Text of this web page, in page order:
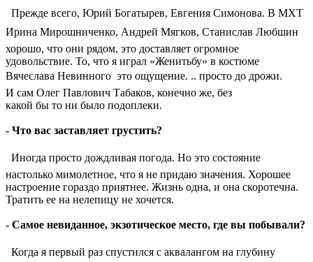
 Прежде всего, Юрий Богатырев, Евгения Симонова. В МХТ
Ирина Мирошниченко, Андрей Мягков, Станислав Любшин 
хорошо, что они рядом, это доставляет огромное
удовольствие. То, что я играл «Женитьбу» в костюме
Вячеслава Невинного  это ощущение. .. просто до дрожи.
И сам Олег Павлович Табаков, конечно же, без
какой бы то ни было подоплеки.
- Что вас заставляет грустить?
 Иногда просто дождливая погода. Но это состояние
настолько мимолетное, что я не придаю значения. Хорошее
настроение гораздо приятнее. Жизнь одна, и она скоротечна.
Тратить ее на нелепицу не хочется.
- Самое невиданное, экзотическое место, где вы побывали?
 Когда я первый раз спустился с аквалангом на глубину